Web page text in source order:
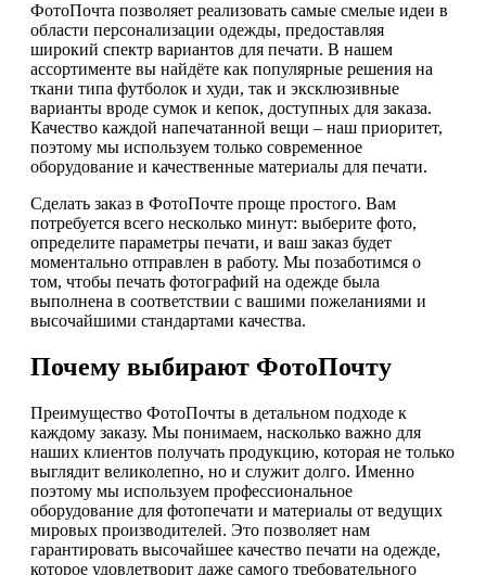
ФотоПочта позволяет реализовать самые смелые идеи в
области персонализации одежды, предоставляя
широкий спектр вариантов для печати. В нашем
ассортименте вы найдёте как популярные решения на
ткани типа футболок и худи, так и эксклюзивные
варианты вроде сумок и кепок, доступных для заказа.
Качество каждой напечатанной вещи – наш приоритет,
поэтому мы используем только современное
оборудование и качественные материалы для печати.
Сделать заказ в ФотоПочте проще простого. Вам
потребуется всего несколько минут: выберите фото,
определите параметры печати, и ваш заказ будет
моментально отправлен в работу. Мы позаботимся о
том, чтобы печать фотографий на одежде была
выполнена в соответствии с вашими пожеланиями и
высочайшими стандартами качества.
Почему выбирают ФотоПочту
Преимущество ФотоПочты в детальном подходе к
каждому заказу. Мы понимаем, насколько важно для
наших клиентов получать продукцию, которая не только
выглядит великолепно, но и служит долго. Именно
поэтому мы используем профессиональное
оборудование для фотопечати и материалы от ведущих
мировых производителей. Это позволяет нам
гарантировать высочайшее качество печати на одежде,
которое удовлетворит даже самого требовательного